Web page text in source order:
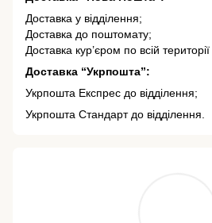
Доставка у відділення;
Доставка до поштомату;
Доставка кур’єром по всій території
Доставка “Укрпошта”:
Укрпошта Експрес до відділення;
Укрпошта Стандарт до відділення.